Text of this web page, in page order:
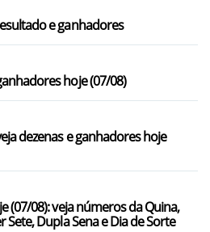
e ganhadores
hoje (07/08)
dezenas e ganhadores hoje
(07/08): veja números da Quina,
Dupla Sena e Dia de Sorte